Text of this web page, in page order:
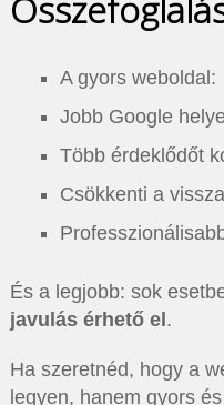
A gyors weboldal:
Jobb Google
Több érdeklődőt
Csökkenti a
És a legjobb: sok
javulás érhető el.
Ha szeretnéd, hogy a
legyen, hanem gyors